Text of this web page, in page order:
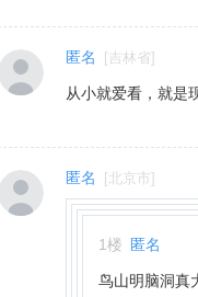
匿名 [ 吉林省]
从小就爱看，就是
匿名 [北京市]
1楼 匿名
鸟山明脑洞真